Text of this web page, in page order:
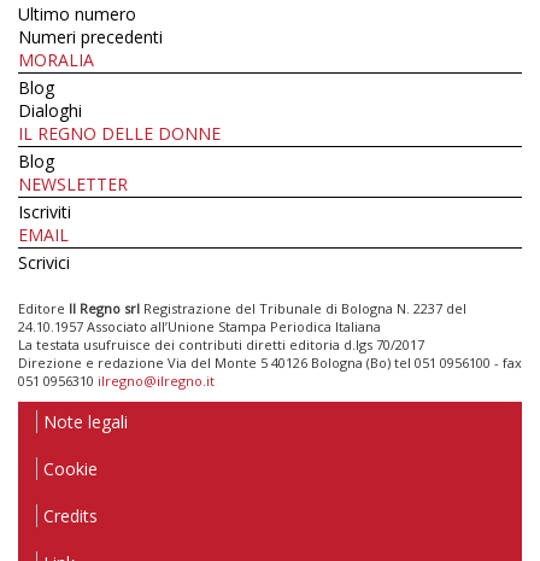
Ultimo numero
Numeri precedenti
MORALIA
Blog
Dialoghi
IL REGNO DELLE DONNE
Blog
NEWSLETTER
Iscriviti
EMAIL
Scrivici
Editore Il Regno srl Registrazione del Tribunale di Bologna N. 2237 del
24.10.1957 Associato all’Unione Stampa Periodica Italiana
La testata usufruisce dei contributi diretti editoria d.lgs 70/2017
Direzione e redazione Via del Monte 5 40126 Bologna (Bo) tel 051 0956100 - fax
051 0956310 ilregno@ilregno.it
Note legali
Cookie
Credits